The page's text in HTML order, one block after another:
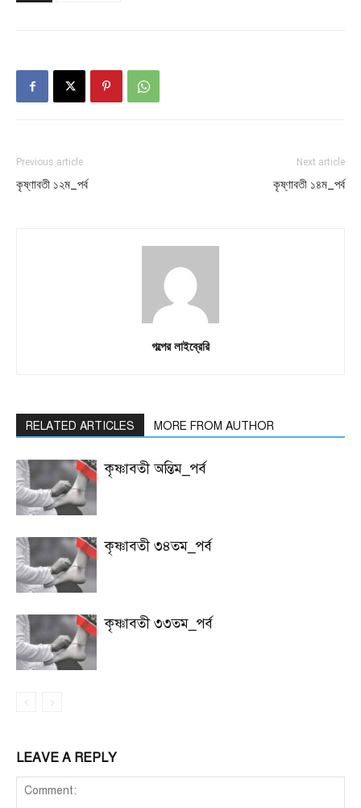
Previous article
কৃষ্ণাবতী ১২ম_পর্ব
Next article
কৃষ্ণাবতী ১৪ম_পর্ব
গল্পের লাইব্রেরি
RELATED ARTICLES MORE FROM AUTHOR
কৃষ্ণাবতী অন্তিম_পর্ব
কৃষ্ণাবতী ৩৪তম_পর্ব
কৃষ্ণাবতী ৩৩তম_পর্ব
LEAVE A REPLY